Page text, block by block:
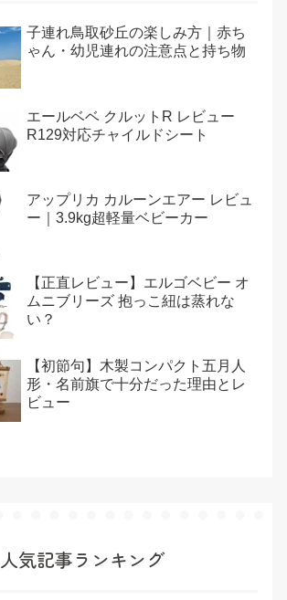
子連れ鳥取砂丘の楽しみ方｜赤ち
ゃん・幼児連れの注意点と持ち物
エールベベ クルットR レビュー
R129対応チャイルドシート
アップリカ カルーンエアー レビュ
ー｜3.9kg超軽量ベビーカー
【正直レビュー】エルゴベビー オ
ムニブリーズ 抱っこ紐は蒸れな
い？
【初節句】木製コンパクト五月人
形・名前旗で十分だった理由とレ
ビュー
人気記事ランキング